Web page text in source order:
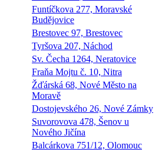
Funtíčkova 277, Moravské
Budějovice
Brestovec 97, Brestovec
Tyršova 207, Náchod
Sv. Čecha 1264, Neratovice
Fraňa Mojtu č. 10, Nitra
Žďárská 68, Nové Město na
Moravě
Dostojevského 26, Nové Zámky
Suvorovova 478, Šenov u
Nového Jičína
Balcárkova 751/12, Olomouc